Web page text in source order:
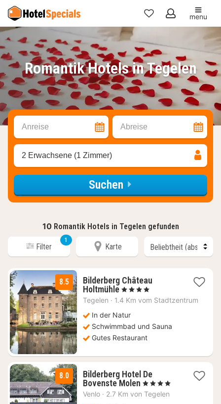
Meine
Favoriten
menu
Romantik Hotels in Tegelen
Anreise Abreise
2 Erwachsene (1 Zimmer)
Suchen
10 Romantik Hotels in Tegelen gefunden
Filter
1
Karte
8.5
Bilderberg Château
Holtmühle1
Nacht
80,10
€
, 4 Sterne
Tegelen · 1.4 Km vom Stadtzentrum
In der Natur
Schwimmbad und Sauna
Gutes Restaurant
8.0
Bilderberg Hotel De
Bovenste Molen 1
Nacht
, 4 Sterne
Venlo · 2.7 Km von Tegelen